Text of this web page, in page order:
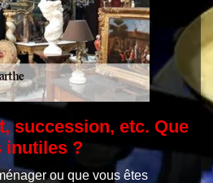
succession, etc. Que
inutiles ?
ou que vous êtes